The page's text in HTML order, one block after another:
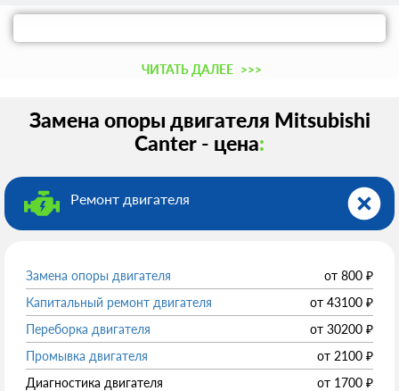
ЧИТАТЬ ДАЛЕЕ >>>
Замена опоры двигателя Mitsubishi
Canter - цена:
Ремонт двигателя
Замена опоры двигателя от 800 ₽
Капитальный ремонт двигателя
от 43100 ₽
Переборка двигателя
от 30200 ₽
Промывка двигателя
от 2100 ₽
Диагностика двигателя
от 1700 ₽